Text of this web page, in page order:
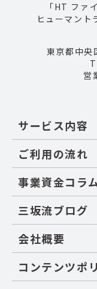
「HT ファ
ヒューマント
東京都中
営
サービス内容
ご利用の流れ
事業資金コラ
三坂流ブログ
会社概要
コンテンツポ